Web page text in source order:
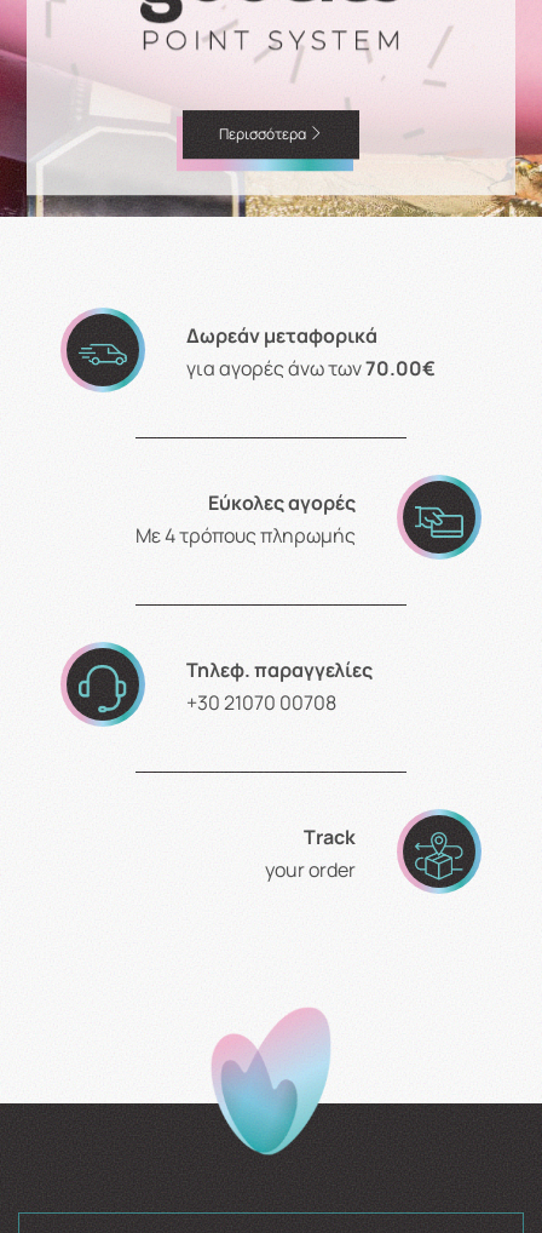
Περισσότερα
Δωρεάν μεταφορικά
για αγορές άνω των70.00€
Εύκολες αγορές
Με 4 τρόπους πληρωμής
Τηλεφ. παραγγελίες
+30 21070 00708
Τrack
your order